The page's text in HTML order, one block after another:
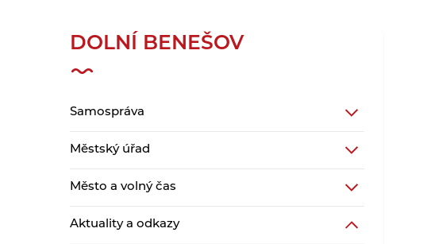
DOLNÍ BENEŠOV
Samospráva
Městský úřad
Město a volný čas
Aktuality a odkazy